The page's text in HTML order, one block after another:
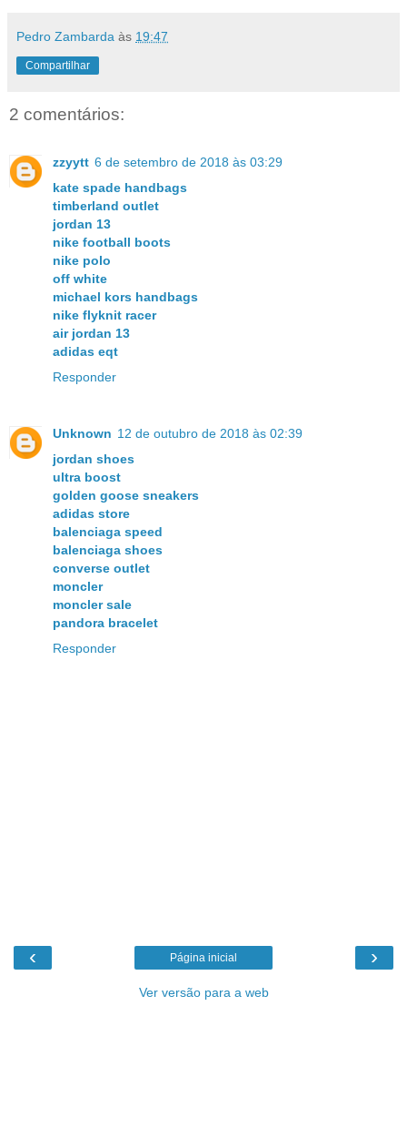
Pedro Zambarda às 19:47
Compartilhar
2 comentários:
zzyytt 6 de setembro de 2018 às 03:29
kate spade handbags
timberland outlet
jordan 13
nike football boots
nike polo
off white
michael kors handbags
nike flyknit racer
air jordan 13
adidas eqt
Responder
Unknown 12 de outubro de 2018 às 02:39
jordan shoes
ultra boost
golden goose sneakers
adidas store
balenciaga speed
balenciaga shoes
converse outlet
moncler
moncler sale
pandora bracelet
Responder
‹ ›
Página inicial
Ver versão para a web